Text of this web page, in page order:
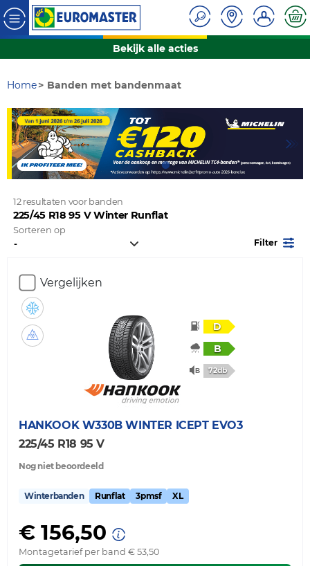
Bekijk alle acties
Home Banden met bandenmaat
12 resultaten voor banden
225/45 R18 95 V Winter Runflat
Sorteren op
Filter
Vergelijken
D
B
72db
HANKOOK W330B WINTER ICEPT EVO3
225/45 R18 95 V
Nog niet beoordeeld
Winterbanden Runflat 3pmsf XL
€ 156,50
Montagetarief per band € 53,50